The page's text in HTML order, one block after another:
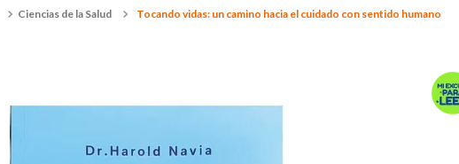
Ciencias de la Salud Tocando vidas: un camino hacia el cuidado con sentido humano